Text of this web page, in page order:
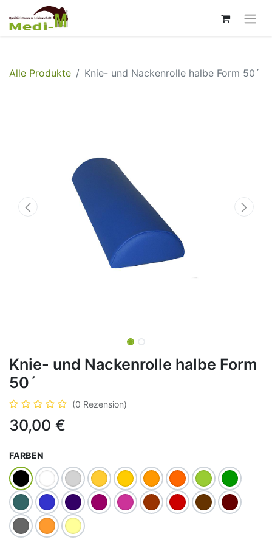
Alle Produkte Knie- und Nackenrolle halbe Form 50´
Knie- und Nackenrolle halbe Form
50´
(0 Rezension)
30,00 €
FARBEN